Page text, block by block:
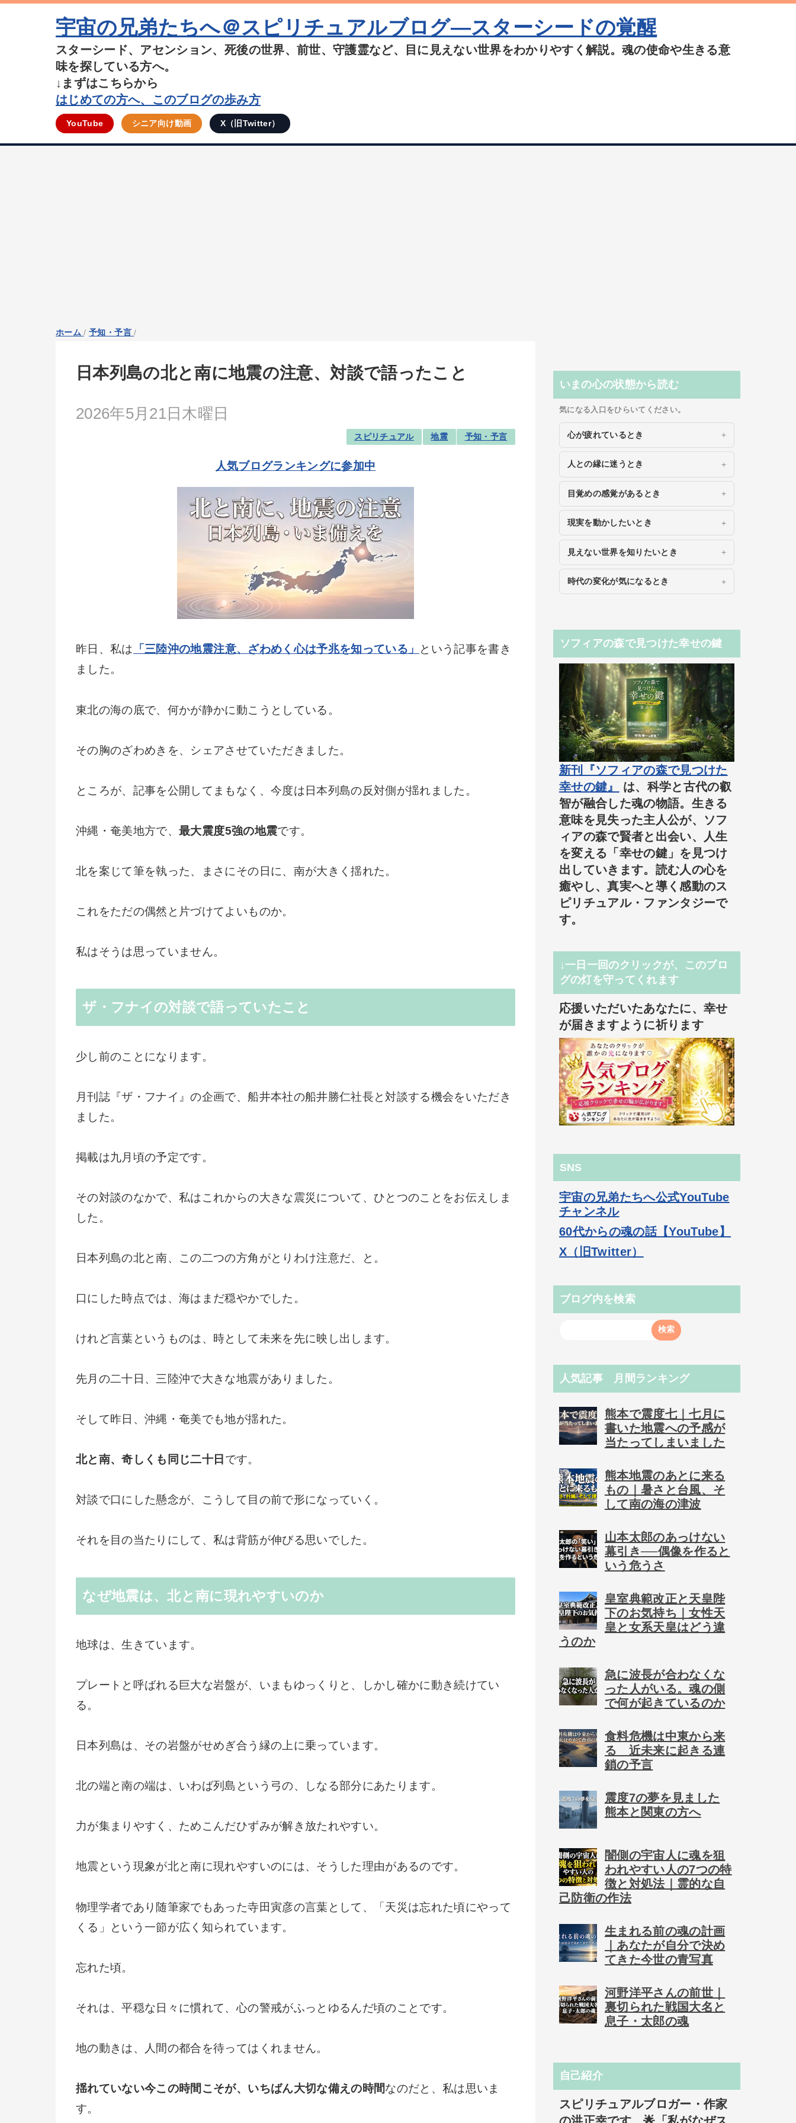
宇宙の兄弟たちへ＠スピリチュアルブログ―スターシードの覚醒
スターシード、アセンション、死後の世界、前世、守護霊など、目に見えない世界をわかりやすく解説。魂の使命や生きる意
味を探している方へ。
↓まずはこちらから
はじめての方へ、このブログの歩み方
YouTube シニア向け動画 X（旧Twitter）
ホーム /予知・予言 /
日本列島の北と南に地震の注意、対談で語ったこと
2026年5月21日木曜日
スピリチュアル 地震 予知・予言
人気ブログランキングに参加中
昨日、私は 「三陸沖の地震注意、ざわめく心は予兆を知っている」
という記事を書き
ました。
東北の海の底で、何かが静かに動こうとしている。
その胸のざわめきを、シェアさせていただきました。
ところが、記事を公開してまもなく、今度は日本列島の反対側が揺れました。
沖縄・奄美地方で、最大震度5強の地震です。
北を案じて筆を執った、まさにその日に、南が大きく揺れた。
これをただの偶然と片づけてよいものか。
私はそうは思っていません。
ザ・フナイの対談で語っていたこと
少し前のことになります。
月刊誌『ザ・フナイ』の企画で、船井本社の船井勝仁社長と対談する機会をいただき
ました。
掲載は九月頃の予定です。
その対談のなかで、私はこれからの大きな震災について、ひとつのことをお伝えしま
した。
日本列島の北と南、この二つの方角がとりわけ注意だ、と。
口にした時点では、海はまだ穏やかでした。
けれど言葉というものは、時として未来を先に映し出します。
先月の二十日、三陸沖で大きな地震がありました。
そして昨日、沖縄・奄美でも地が揺れた。
北と南、奇しくも同じ二十日 です。
対談で口にした懸念が、こうして目の前で形になっていく。
それを目の当たりにして、私は背筋が伸びる思いでした。
なぜ地震は、北と南に現れやすいのか
地球は、生きています。
プレートと呼ばれる巨大な岩盤が、いまもゆっくりと、しかし確かに動き続けてい
る。
日本列島は、その岩盤がせめぎ合う縁の上に乗っています。
北の端と南の端は、いわば列島という弓の、しなる部分にあたります。
力が集まりやすく、ためこんだひずみが解き放たれやすい。
地震という現象が北と南に現れやすいのには、そうした理由があるのです。
物理学者であり随筆家でもあった寺田寅彦の言葉として、「天災は忘れた頃にやって
くる」という一節が広く知られています。
忘れた頃。
それは、平穏な日々に慣れて、心の警戒がふっとゆるんだ頃のことです。
地の動きは、人間の都合を待ってはくれません。
揺れていない今この時間こそが、いちばん大切な備えの時間なのだと、私は思いま
す。
いまの心の状態から読む
気になる入口をひらいてください。
心が疲れているとき
人との縁に迷うとき
目覚めの感覚があるとき
現実を動かしたいとき
見えない世界を知りたいとき
時代の変化が気になるとき
ソフィアの森で見つけた幸せの鍵
新刊『ソフィアの森で見つけた
幸せの鍵』
は、科学と古代の叡
智が融合した魂の物語。生きる
意味を見失った主人公が、ソフ
ィアの森で賢者と出会い、人生
を変える「幸せの鍵」を見つけ
出していきます。読む人の心を
癒やし、真実へと導く感動のス
ピリチュアル・ファンタジーで
す。
↓一日一回のクリックが、このブロ
グの灯を守ってくれます
応援いただいたあなたに、幸せ
が届きますように祈ります
SNS
宇宙の兄弟たちへ公式YouTube
チャンネル
60代からの魂の話【YouTube】
X（旧Twitter）
ブログ内を検索
人気記事 月間ランキング
熊本で震度七｜七月に
書いた地震への予感が
当たってしまいました
熊本地震のあとに来る
もの｜暑さと台風、そ
して南の海の津波
山本太郎のあっけない
幕引き──偶像を作ると
いう危うさ
皇室典範改正と天皇陛
下のお気持ち｜女性天
皇と女系天皇はどう違
うのか
急に波長が合わなくな
った人がいる。魂の側
で何が起きているのか
食料危機は中東から来
る 近未来に起きる連
鎖の予言
震度7の夢を見ました
熊本と関東の方へ
闇側の宇宙人に魂を狙
われやすい人の7つの特
徴と対処法｜霊的な自
己防衛の作法
生まれる前の魂の計画
｜あなたが自分で決め
てきた今世の青写真
河野洋平さんの前世｜
裏切られた戦国大名と
息子・太郎の魂
自己紹介
スピリチュアルブロガー・作家